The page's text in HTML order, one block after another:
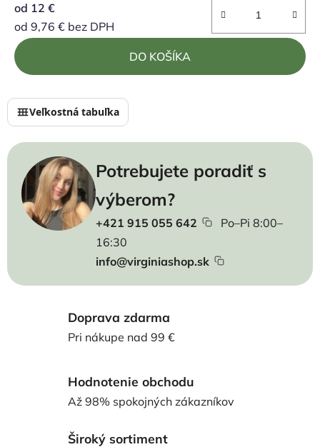
od 12 €
od 9,76 € bez DPH
Jednotková cena:
DO KOŠÍKA
Veľkostná tabuľka
Potrebujete poradiť s
výberom?
+421 915 055 642
Po–Pi 8:00–
16:30
info@virginiashop.sk
Doprava zdarma
Pri nákupe nad 99 €
Hodnotenie obchodu
Až 98% spokojných zákazníkov
Široký sortiment